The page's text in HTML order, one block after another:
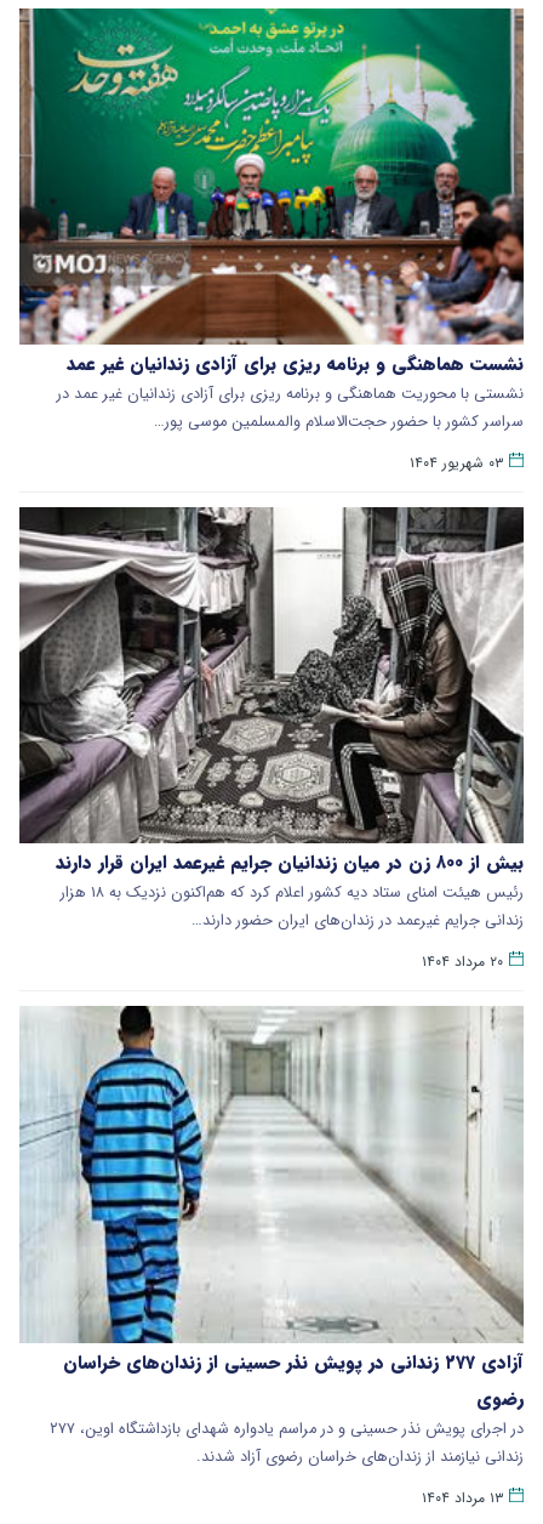
نشست هماهنگی و برنامه ریزی برای آزادی زندانیان غیر عمد
نشستی با محوریت هماهنگی و برنامه ریزی برای آزادی زندانیان غیر عمد در
سراسر کشور با حضور حجت‌الاسلام والمسلمین موسی پور…
۰۳ شهریور ۱۴۰۴
بیش از ۸۰۰ زن در میان زندانیان جرایم غیرعمد ایران قرار دارند
رئیس هیئت امنای ستاد دیه کشور اعلام کرد که هم‌اکنون نزدیک به ۱۸ هزار
زندانی جرایم غیرعمد در زندان‌های ایران حضور دارند…
۲۰ مرداد ۱۴۰۴
آزادی ۲۷۷ زندانی در پویش نذر حسینی از زندان‌های خراسان
رضوی
در اجرای پویش نذر حسینی و در مراسم یادواره شهدای بازداشتگاه اوین، ۲۷۷
زندانی نیازمند از زندان‌های خراسان رضوی آزاد شدند.
۱۳ مرداد ۱۴۰۴